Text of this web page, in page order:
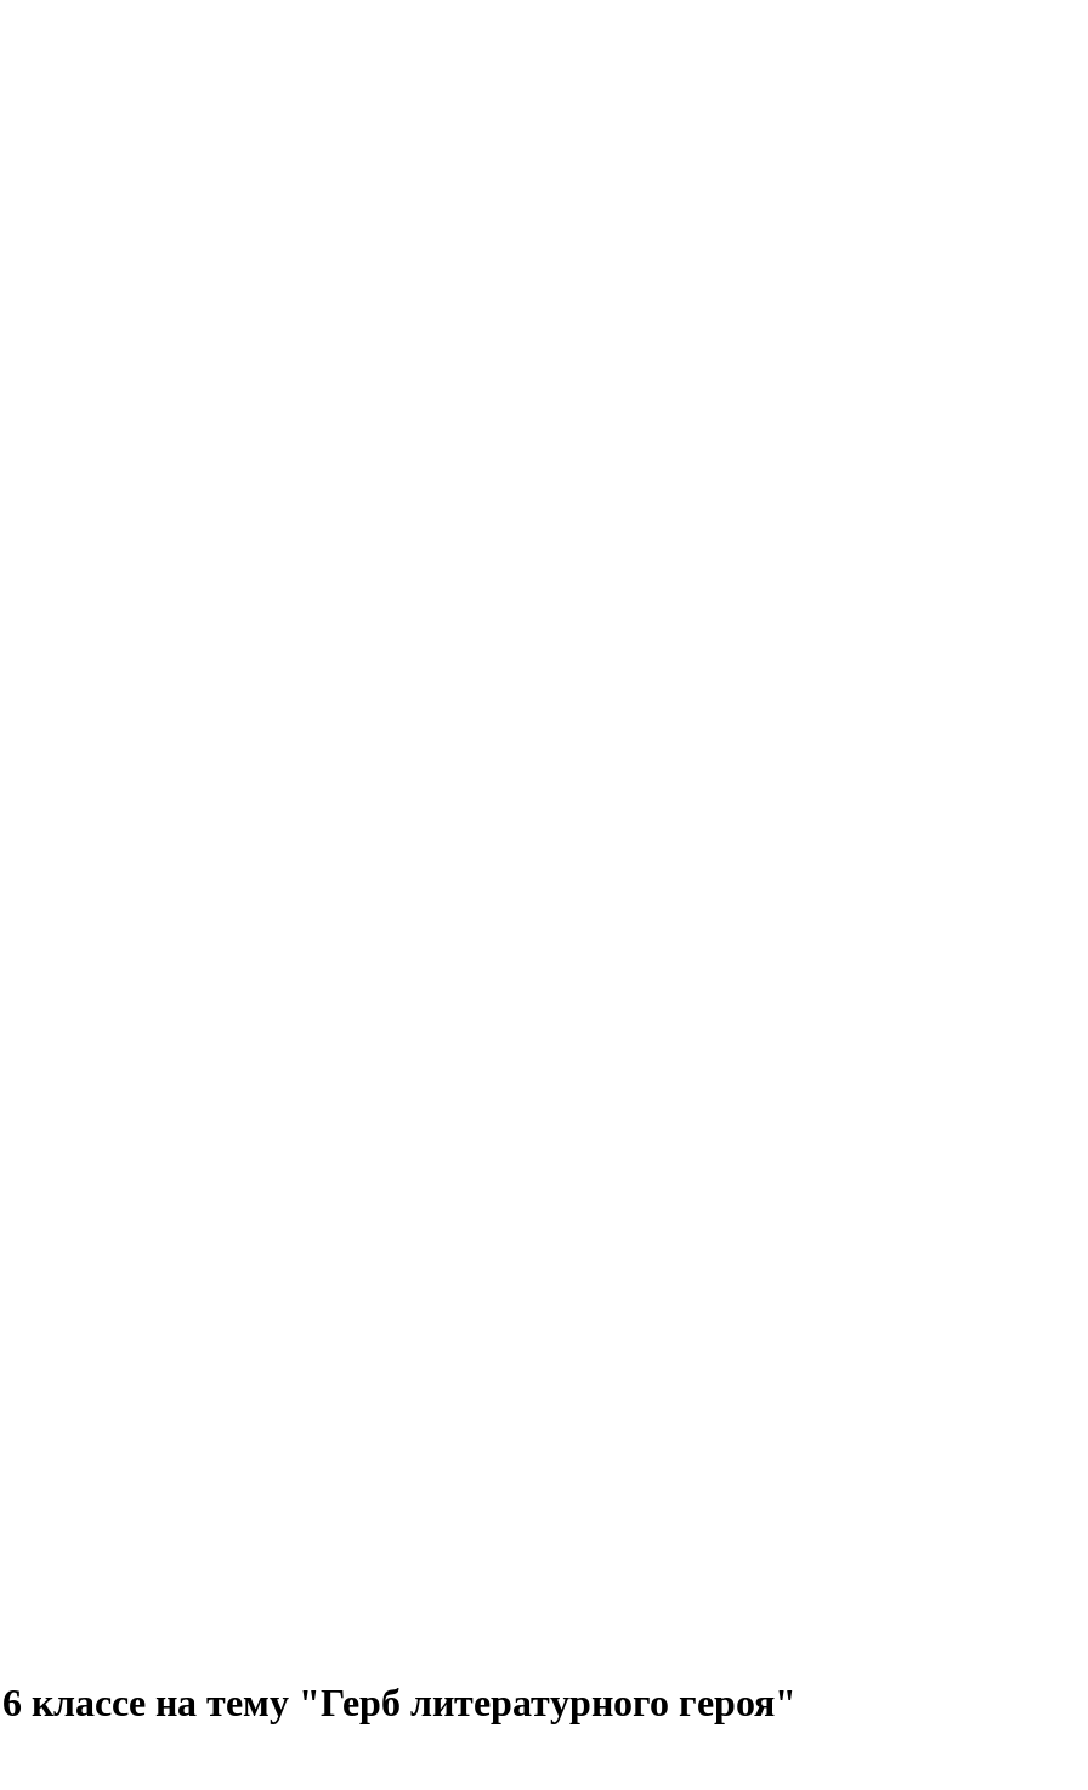
классе на тему "Герб литературного героя"